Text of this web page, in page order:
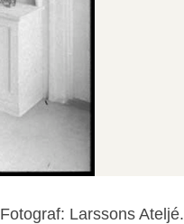
Fotograf: Larssons Ateljé.